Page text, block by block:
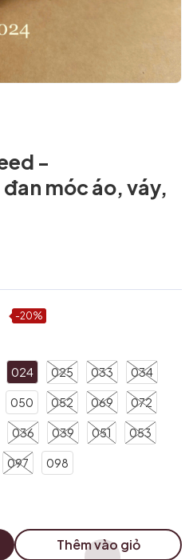
-
móc áo, váy,
-20%
024 025 033 034
050 052 069 072
036 039 051 053
097 098
Thêm vào giỏ